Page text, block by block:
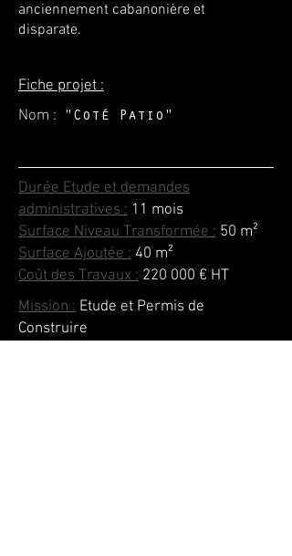
anciennement cabanonière et
disparate.
Fiche projet :
Nom :
"Coté Patio"
Durée Etude et demandes
administratives : 11 mois
Surface Niveau Transformée : 50 m²
Surface Ajoutée : 40 m²
Coût des Travaux : 220 000 € HT
Mission : Etude et Permis de
Construire